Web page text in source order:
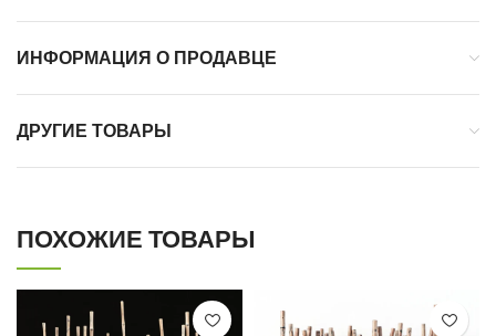
ИНФОРМАЦИЯ О ПРОДАВЦЕ
ДРУГИЕ ТОВАРЫ
ПОХОЖИЕ ТОВАРЫ